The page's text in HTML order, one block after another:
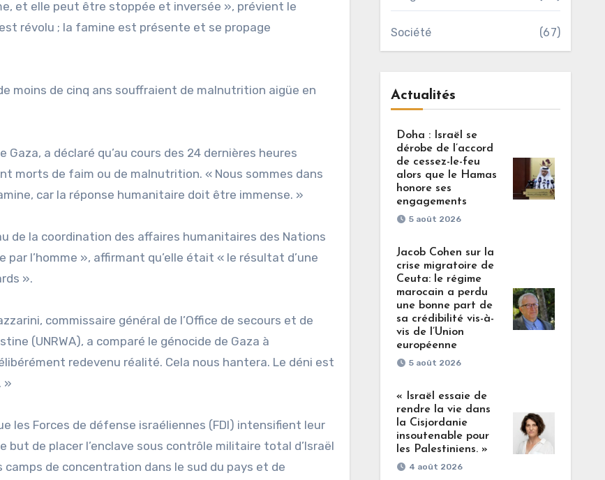
et elle peut être stoppée et inversée », prévient le
révolu ; la famine est présente et se propage
moins de cinq ans souffraient de malnutrition aigüe en
a déclaré qu’au cours des 24 dernières heures
morts de faim ou de malnutrition. « Nous sommes dans
car la réponse humanitaire doit être immense. »
de la coordination des affaires humanitaires des Nations
par l’homme », affirmant qu’elle était « le résultat d’une
».
commissaire général de l’Office de secours et de
(UNRWA), a comparé le génocide de Gaza à
redevenu réalité. Cela nous hantera. Le déni est
»
les Forces de défense israéliennes (FDI) intensifient leur
but de placer l’enclave sous contrôle militaire total d’Israël
de concentration dans le sud du pays et de
Société (67)
Actualités
Doha : Israël se
dérobe de l’accord
de cessez-le-feu
alors que le Hamas
honore ses
engagements
5 août 2026
Jacob Cohen sur la
crise migratoire de
Ceuta: le régime
marocain a perdu
une bonne part de
sa crédibilité vis-à-
vis de l’Union
européenne
5 août 2026
« Israël essaie de
rendre la vie dans
la Cisjordanie
insoutenable pour
les Palestiniens. »
4 août 2026